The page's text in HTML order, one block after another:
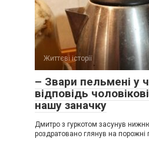
Життєві історії
– Звари пельмені у
відповідь
нашу заначку
Дмитро з гуркотом засунув
роздратовано глянув на порожні